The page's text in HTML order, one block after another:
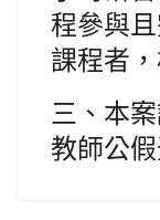
程參與
課程者
三、本
教師公假